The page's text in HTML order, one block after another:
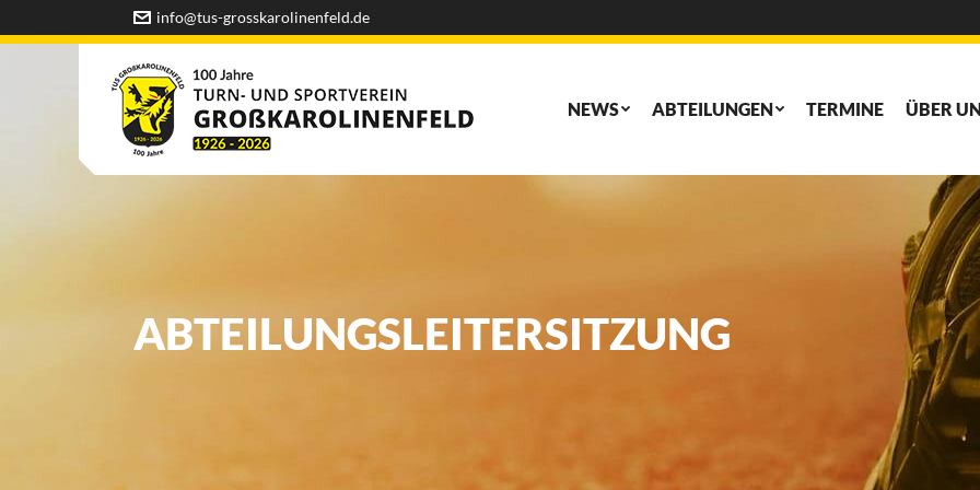
info@tus-grosskarolinenfeld.de
NEWS ABTEILUNGEN TERMINE ÜBER
ABTEILUNGSLEITERSITZUNG